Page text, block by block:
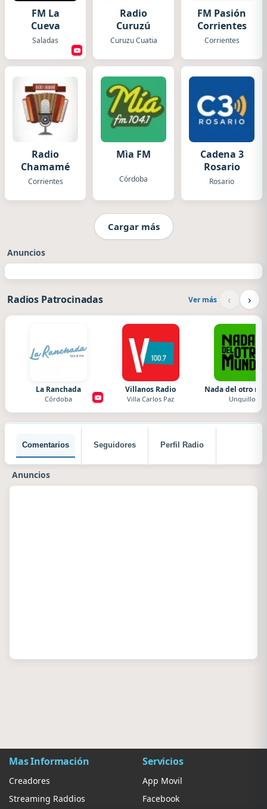
FM La
Cueva
Saladas
Radio
Curuzú
Curuzu Cuatia
FM Pasión
Corrientes
Corrientes
Radio
Chamamé
Corrientes
Mìa FM
Córdoba
Cadena 3
Rosario
Rosario
Cargar más
Anuncios
Radios Patrocinadas Ver más ‹ ›
La Ranchada
Córdoba
Villanos Radio
Villa Carlos Paz
Nada del otro
Unquillo
Comentarios Seguidores Perfil Radio
Anuncios
Mas Información
Creadores
Streaming Raddios
Servicios
App Movil
Facebook